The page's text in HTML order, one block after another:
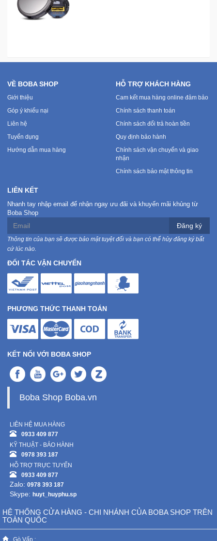
VỀ BOBA SHOP
Giới thiệu
Góp ý khiếu nại
Liên hệ
Tuyển dụng
Hướng dẫn mua hàng
HỖ TRỢ KHÁCH HÀNG
Cam kết mua hàng online đảm bảo
Chính sách thanh toán
Chính sách đổi trả hoàn tiền
Quy định bảo hành
Chính sách vận chuyển và giao
nhận
Chính sách bảo mật thông tin
LIÊN KẾT
Nhanh tay nhập email để nhận ngay ưu đãi và khuyến mãi khủng từ
Boba Shop
Đăng ký
Thông tin của bạn sẽ được bảo mật tuyệt đối và bạn có thể hủy đăng ký bất
cứ lúc nào.
ĐỐI TÁC VẬN CHUYỂN
PHƯƠNG THỨC THANH TOÁN
KẾT NỐI VỚI BOBA SHOP
Boba Shop Boba.vn
LIÊN HỆ MUA HÀNG
0933 409 877
KỸ THUẬT - BẢO HÀNH
0978 393 187
HỖ TRỢ TRỰC TUYẾN
0933 409 877
Zalo: 0978 393 187
Skype: huyt_huyphu.sp
HỆ THỐNG CỬA HÀNG - CHI NHÁNH CỦA BOBA SHOP TRÊN
TOÀN QUỐC
Gò Vấp :